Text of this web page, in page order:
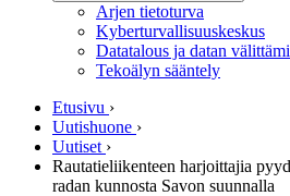
Arjen tietoturva
Kyberturvallisuuskeskus
Datatalous ja datan
Tekoälyn sääntely
Etusivu ›
Uutishuone ›
Uutiset ›
Rautatieliikenteen harjoittajia
radan kunnosta Savon suunnalla